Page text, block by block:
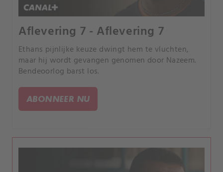
Aflevering 7 - Aflevering 7
Ethans pijnlijke keuze dwingt hem te vluchten,
maar hij wordt gevangen genomen door Nazeem.
Bendeoorlog barst los.
ABONNEER NU